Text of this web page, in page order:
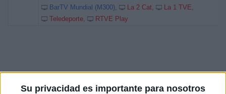
Su privacidad es importante para nosotros
BarTV Mundial (M300)
La 2 Cat
La 1 TVE
Teledeporte
RTVE Play